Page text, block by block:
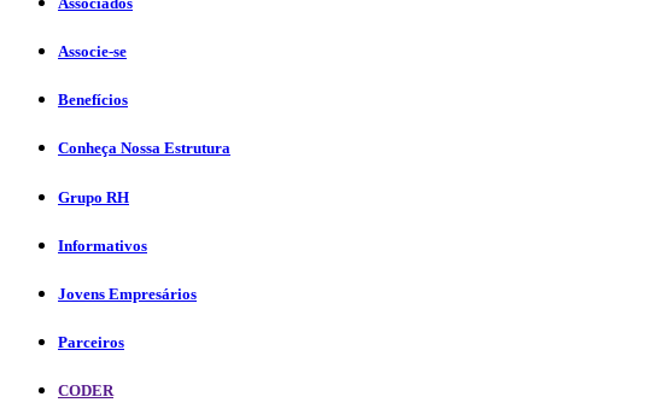
Associe-se
Benefícios
Conheça Nossa Estrutura
Grupo RH
Informativos
Jovens Empresários
Parceiros
CODER